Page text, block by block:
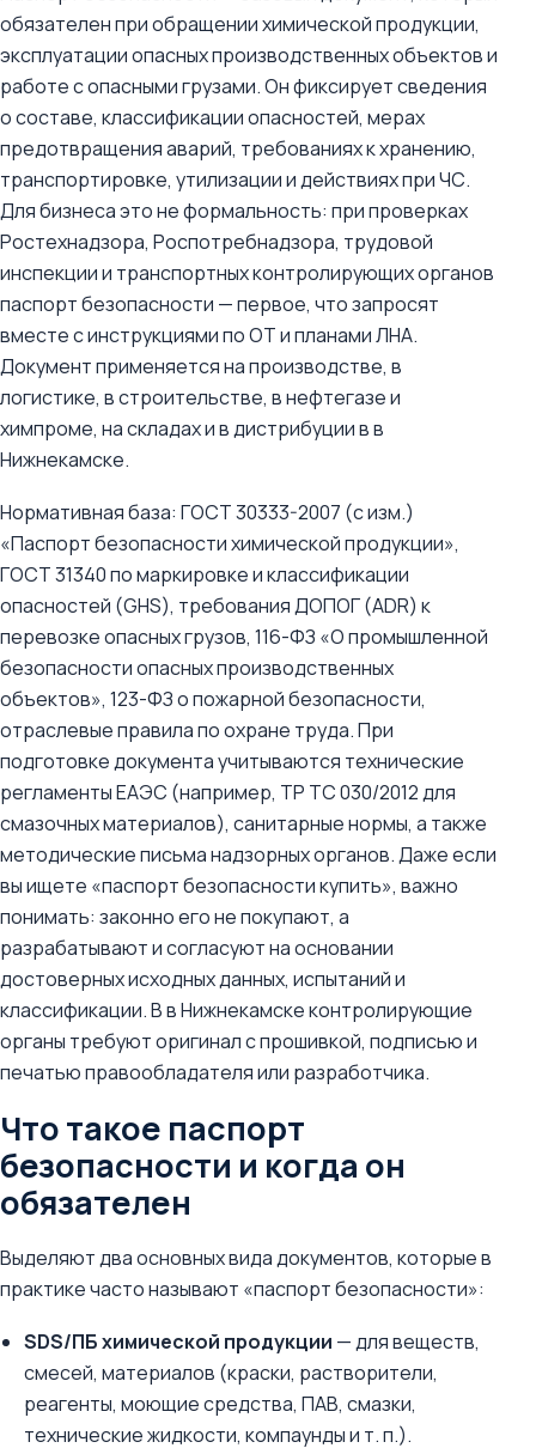
обязателен при обращении химической продукции,
эксплуатации опасных производственных объектов и
работе с опасными грузами. Он фиксирует сведения
о составе, классификации опасностей, мерах
предотвращения аварий, требованиях к хранению,
транспортировке, утилизации и действиях при ЧС.
Для бизнеса это не формальность: при проверках
Ростехнадзора, Роспотребнадзора, трудовой
инспекции и транспортных контролирующих органов
паспорт безопасности — первое, что запросят
вместе с инструкциями по ОТ и планами ЛНА.
Документ применяется на производстве, в
логистике, в строительстве, в нефтегазе и
химпроме, на складах и в дистрибуции в в
Нижнекамске.
Нормативная база: ГОСТ 30333-2007 (с изм.)
«Паспорт безопасности химической продукции»,
ГОСТ 31340 по маркировке и классификации
опасностей (GHS), требования ДОПОГ (ADR) к
перевозке опасных грузов, 116-ФЗ «О промышленной
безопасности опасных производственных
объектов», 123-ФЗ о пожарной безопасности,
отраслевые правила по охране труда. При
подготовке документа учитываются технические
регламенты ЕАЭС (например, ТР ТС 030/2012 для
смазочных материалов), санитарные нормы, а также
методические письма надзорных органов. Даже если
вы ищете «паспорт безопасности купить», важно
понимать: законно его не покупают, а
разрабатывают и согласуют на основании
достоверных исходных данных, испытаний и
классификации. В в Нижнекамске контролирующие
органы требуют оригинал с прошивкой, подписью и
печатью правообладателя или разработчика.
Что такое паспорт
безопасности и когда он
обязателен
Выделяют два основных вида документов, которые в
практике часто называют «паспорт безопасности»:
SDS/ПБ химической продукции — для веществ,
смесей, материалов (краски, растворители,
реагенты, моющие средства, ПАВ, смазки,
технические жидкости, компаунды и т. п.).